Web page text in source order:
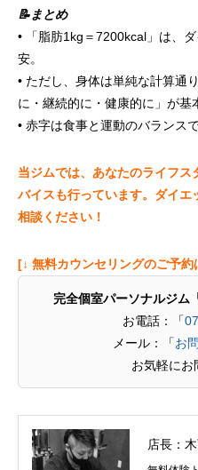
📝まとめ
• 「脂肪1kg＝7200kcal」は、
安。
• ただし、身体は単純な計算通
に・継続的に・健康的に」が基
• 赤字は食事と運動のバランス
当ジムでは、あなたのライフ
バイスも行っています。ダイ
相談ください！
[↓ 無料カウンセリングのご予約
完全個室パーソナルジム
お電話：「
メール：「お
お気軽にお
店長：